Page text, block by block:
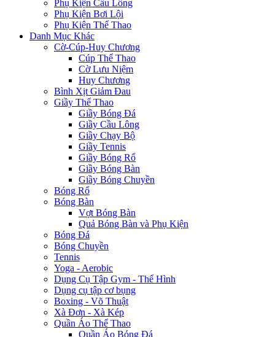
Phụ Kiện Cầu Lông
Phụ Kiện Bơi Lội
Phụ Kiện Thể Thao
Danh Mục Khác
Cờ-Cúp-Huy Chương
Cúp Thể Thao
Cờ Lưu Niệm
Huy Chương
Bình Xịt Giảm Đau
Giầy Thể Thao
Giầy Bóng Đá
Giầy Cầu Lông
Giầy Chạy Bộ
Giầy Tennis
Giầy Bóng Rổ
Giầy Bóng Bàn
Giầy Bóng Chuyền
Bóng Rổ
Bóng Bàn
Vợt Bóng Bàn
Quả Bóng Bàn và Phụ Kiện
Bóng Đá
Bóng Chuyền
Tennis
Yoga - Aerobic
Dụng Cụ Tập Gym - Thể Hình
Dụng cụ tập cơ bụng
Boxing - Võ Thuật
Xà Đơn - Xà Kép
Quần Áo Thể Thao
Quần Áo Bóng Đá